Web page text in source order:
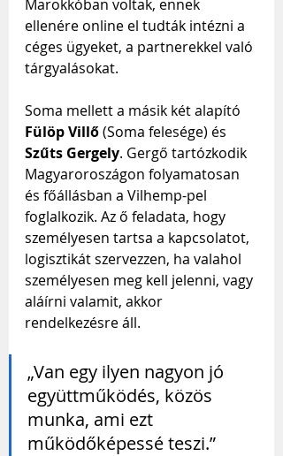
Marokkóban voltak, ennek
ellenére online el tudták intézni a
céges ügyeket, a partnerekkel való
tárgyalásokat.
Soma mellett a másik két alapító
Fülöp Villő (Soma felesége) és
Szűts Gergely. Gergő tartózkodik
Magyaroroszágon folyamatosan
és főállásban a Vilhemp-pel
foglalkozik. Az ő feladata, hogy
személyesen tartsa a kapcsolatot,
logisztikát szervezzen, ha valahol
személyesen meg kell jelenni, vagy
aláírni valamit, akkor
rendelkezésre áll.
„Van egy ilyen nagyon jó
együttműködés, közös
munka, ami ezt
működőképessé teszi.”